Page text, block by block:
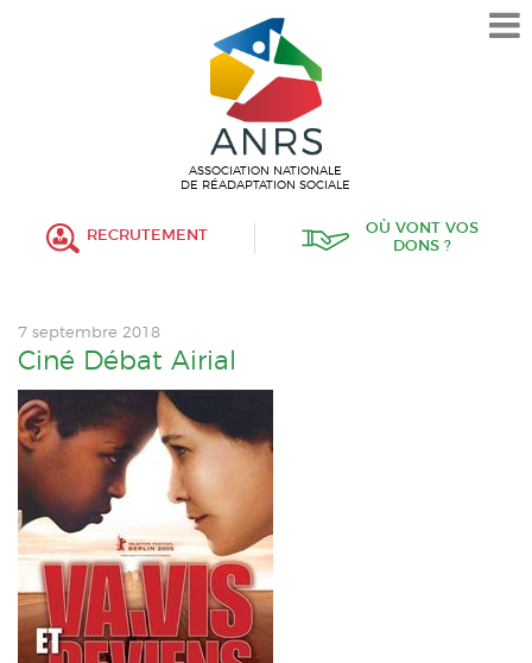
L’ASSOCIATION
HISTORIQUE
VALEURS ET ENGAGEMENT
ASSOCIATIF
FONCTIONNEMENT
PROTECTION DE L’ENFANCE
ACTUALITÉS
CONTACT
ASSOCIATION NATIONALE
DE RÉADAPTATION SOCIALE
RECRUTEMENT
OÙ VONT VOS
DONS ?
7 septembre 2018
Ciné Débat Airial